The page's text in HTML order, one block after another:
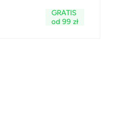
GRATIS
od 99 zł